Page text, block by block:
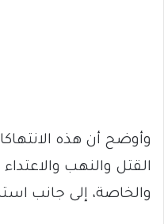
وأوضح أن هذه
القتل والنهب
والخاصة، إلى جانب